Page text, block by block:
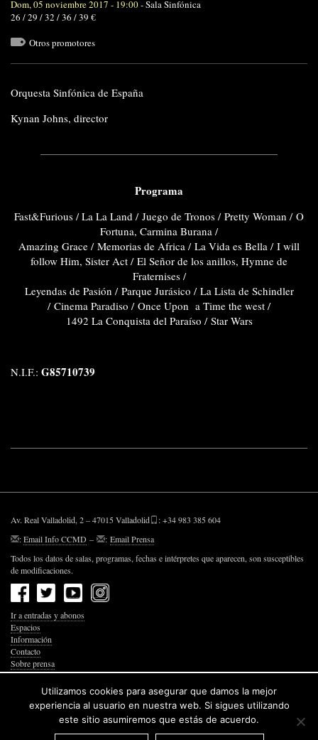
Dom, 05 noviembre 2017 - 19:00-Sala Sinfónica
26 / 29 / 32 / 36 / 39 €
Otros promotores
Orquesta Sinfónica de España
Kynan Johns, director
Programa
Fast&Furious /La La Land / Juego de Tronos / Pretty Woman / O
Fortuna, Carmina Burana /
Amazing Grace / Memorias de Africa / La Vida es Bella / I will
follow Him, Sister Act / El Señor de los anillos, Hymne de
Fraternises /
Leyendas de Pasión / Parque Jurásico / La Lista de Schindler
/ Cinema Paradiso / Once Upon a Time the west /
1492 La Conquista del Paraíso / Star Wars
N.I.F.: G85710739
Av. Real Valladolid, 2 – 47015 Valladolid
: +34 983 385 604
:Email Info CCMD – : Email Prensa
Todos los datos de salas, programas, fechas e intérpretes que aparecen, son susceptibles
de modificaciones.
Ir a entradas y abonos
Espacios
Información
Contacto
Sobre prensa
Política de Privacidad
Política de Cookies
Accesibilidad Web
Utilizamos cookies para asegurar que damos la mejor
experiencia al usuario en nuestra web. Si sigues utilizando
este sitio asumiremos que estás de acuerdo.